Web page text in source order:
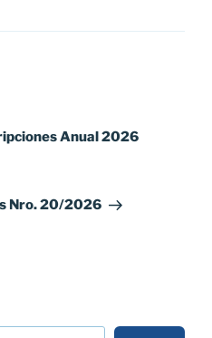
Anual 2026
Nro. 20/2026